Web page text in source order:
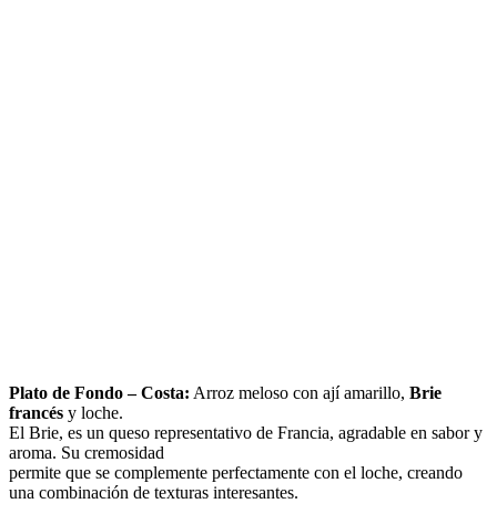
Plato de Fondo – Costa: Arroz meloso con ají amarillo, Brie
francés y loche.
El Brie, es un queso representativo de Francia, agradable en sabor y
aroma. Su cremosidad
permite que se complemente perfectamente con el loche, creando
una combinación de texturas interesantes.